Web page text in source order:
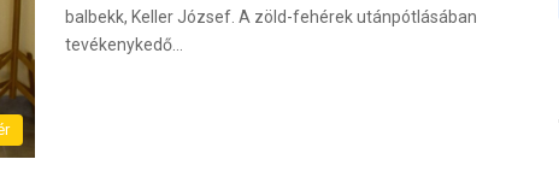
balbekk, Keller József. A zöld-fehérek utánpótlásában
tevékenykedő…